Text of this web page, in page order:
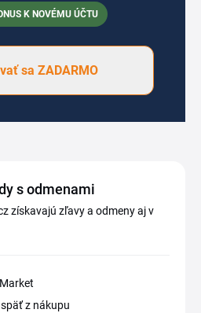
K NOVÉMU ÚČTU
sa ZADARMO
s odmenami
získavajú zľavy a odmeny aj v
z nákupu